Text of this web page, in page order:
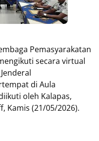
Pemasyarakatan
secara virtual
di Aula
oleh Kalapas,
Kamis (21/05/2026).